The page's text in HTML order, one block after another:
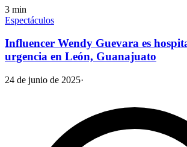
3 min
Espectáculos
Influencer Wendy Guevara es
urgencia en León, Guanajuato
24 de junio de 2025·